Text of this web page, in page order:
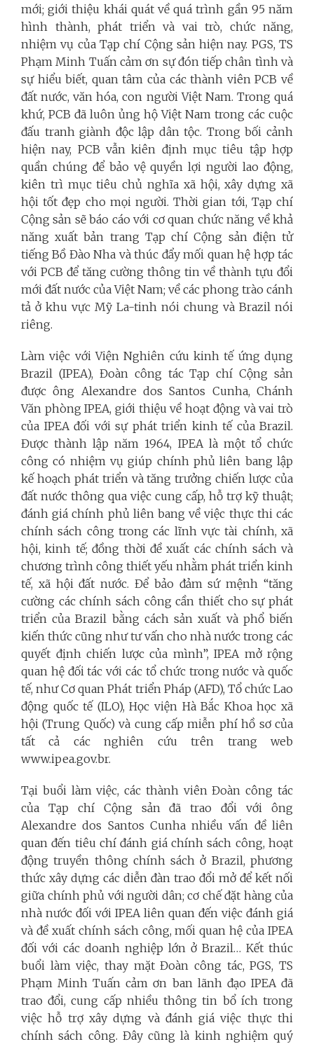
mới; giới thiệu khái quát về quá trình gần 95 năm
hình thành, phát triển và vai trò, chức năng,
nhiệm vụ của Tạp chí Cộng sản hiện nay. PGS, TS
Phạm Minh Tuấn cảm ơn sự đón tiếp chân tình và
sự hiểu biết, quan tâm của các thành viên PCB về
đất nước, văn hóa, con người Việt Nam. Trong quá
khứ, PCB đã luôn ủng hộ Việt Nam trong các cuộc
đấu tranh giành độc lập dân tộc. Trong bối cảnh
hiện nay, PCB vẫn kiên định mục tiêu tập hợp
quần chúng để bảo vệ quyền lợi người lao động,
kiên trì mục tiêu chủ nghĩa xã hội, xây dựng xã
hội tốt đẹp cho mọi người. Thời gian tới, Tạp chí
Cộng sản sẽ báo cáo với cơ quan chức năng về khả
năng xuất bản trang Tạp chí Cộng sản điện tử
tiếng Bồ Đào Nha và thúc đẩy mối quan hệ hợp tác
với PCB để tăng cường thông tin về thành tựu đổi
mới đất nước của Việt Nam; về các phong trào cánh
tả ở khu vực Mỹ La-tinh nói chung và Brazil nói
riêng.
Làm việc với Viện Nghiên cứu kinh tế ứng dụng
Brazil (IPEA), Đoàn công tác Tạp chí Cộng sản
được ông Alexandre dos Santos Cunha, Chánh
Văn phòng IPEA, giới thiệu về hoạt động và vai trò
của IPEA đối với sự phát triển kinh tế của Brazil.
Được thành lập năm 1964, IPEA là một tổ chức
công có nhiệm vụ giúp chính phủ liên bang lập
kế hoạch phát triển và tăng trưởng chiến lược của
đất nước thông qua việc cung cấp, hỗ trợ kỹ thuật;
đánh giá chính phủ liên bang về việc thực thi các
chính sách công trong các lĩnh vực tài chính, xã
hội, kinh tế; đồng thời đề xuất các chính sách và
chương trình công thiết yếu nhằm phát triển kinh
tế, xã hội đất nước. Để bảo đảm sứ mệnh “tăng
cường các chính sách công cần thiết cho sự phát
triển của Brazil bằng cách sản xuất và phổ biến
kiến thức cũng như tư vấn cho nhà nước trong các
quyết định chiến lược của mình”, IPEA mở rộng
quan hệ đối tác với các tổ chức trong nước và quốc
tế, như Cơ quan Phát triển Pháp (AFD), Tổ chức Lao
động quốc tế (ILO), Học viện Hà Bắc Khoa học xã
hội (Trung Quốc) và cung cấp miễn phí hồ sơ của
tất cả các nghiên cứu trên trang web
www.ipea.gov.br.
Tại buổi làm việc, các thành viên Đoàn công tác
của Tạp chí Cộng sản đã trao đổi với ông
Alexandre dos Santos Cunha nhiều vấn đề liên
quan đến tiêu chí đánh giá chính sách công, hoạt
động truyền thông chính sách ở Brazil, phương
thức xây dựng các diễn đàn trao đổi mở để kết nối
giữa chính phủ với người dân; cơ chế đặt hàng của
nhà nước đối với IPEA liên quan đến việc đánh giá
và đề xuất chính sách công, mối quan hệ của IPEA
đối với các doanh nghiệp lớn ở Brazil… Kết thúc
buổi làm việc, thay mặt Đoàn công tác, PGS, TS
Phạm Minh Tuấn cảm ơn ban lãnh đạo IPEA đã
trao đổi, cung cấp nhiều thông tin bổ ích trong
việc hỗ trợ xây dựng và đánh giá việc thực thi
chính sách công. Đây cũng là kinh nghiệm quý